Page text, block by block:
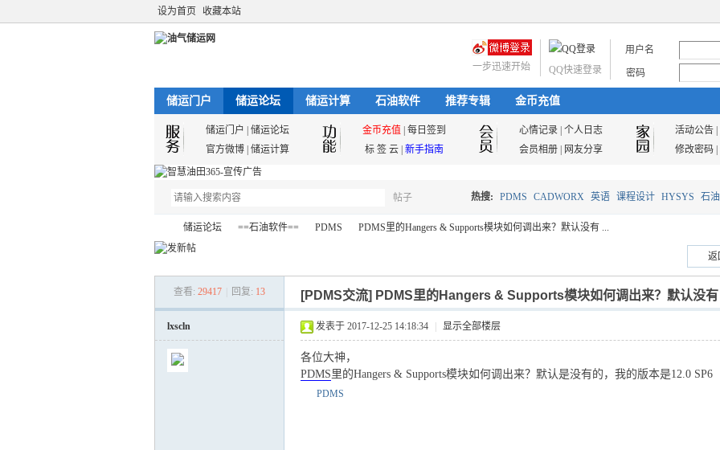
设为首页 收藏本站
用户名
密码
QQ快速登录
一步迅速开始
储运门户 储运论坛 储运计算 石油软件 推荐专辑 金币充值
储运门户 储运论坛 金币充值 每日签到 心情记录 个人日志 活动公告|
官方微博 储运计算 标 签 云 新手指南 会员相册 网友分享 修改密码|
帖子
搜
索
热搜: PDMS CADWORX 英语 课程设计 HYSYS 石
油气储运
储运论坛 ==石油软件== PDMS
›
PDMS里的Hangers & Supports模块如何调出来？默认没有 ...
返
查看: 29417 回复: 13 [PDMS交流] PDMS里的Hangers & Supports模块如何调出来？默认没有
lxscln 发表于 2017-12-25 14:18:34 显示全部楼层
各位大神，
PDMS里的Hangers & Supports模块如何调出来？默认是没有的，我的版本是12.0 SP6
PDMS